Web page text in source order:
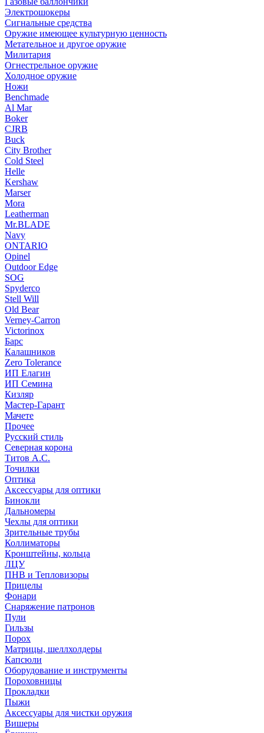
Электрошокеры
Сигнальные средства
Оружие имеющее культурную ценность
Метательное и другое оружие
Милитария
Огнестрельное оружие
Холодное оружие
Ножи
Benchmade
Al Mar
Boker
CJRB
Buck
City Brother
Cold Steel
Helle
Kershaw
Marser
Mora
Leatherman
Mr.BLADE
Navy
ONTARIO
Opinel
Outdoor Edge
SOG
Spyderco
Stell Will
Old Bear
Verney-Carron
Victorinox
Барс
Калашников
Zero Tolerance
ИП Елагин
ИП Семина
Кизляр
Мастер-Гарант
Мачете
Прочее
Русский стиль
Северная корона
Титов А.С.
Точилки
Оптика
Аксессуары для оптики
Бинокли
Дальномеры
Чехлы для оптики
Зрительные трубы
Коллиматоры
Кронштейны, кольца
ЛЦУ
ПНВ и Тепловизоры
Прицелы
Фонари
Снаряжение патронов
Пули
Гильзы
Порох
Матрицы, шеллхолдеры
Капсюли
Оборудование и инструменты
Пороховницы
Прокладки
Пыжи
Аксессуары для чистки оружия
Вишеры